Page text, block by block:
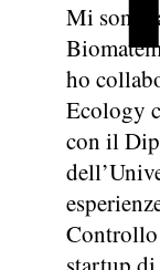
Mi sono
ho
Ecology
con il
Controllo